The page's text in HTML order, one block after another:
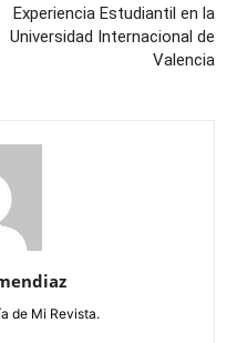
Experiencia Estudiantil en la
Universidad Internacional de
Valencia
de Mi Revista.